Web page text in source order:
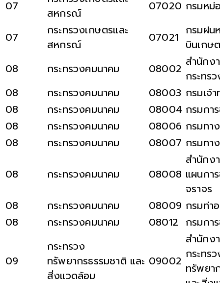
07
สหกรณ์
07020 กรมหม่
07
กระทรวงเกษตรและ
สหกรณ์
07021 กรมฝน
บินเกษ
08
กระทรวงคมนาคม 08002 สำนักง
กระทร
08
กระทรวงคมนาคม 08003 กรมเจ้า
08
กระทรวงคมนาคม 08004 กรมกา
08
กระทรวงคมนาคม 08006 กรมทา
08
กระทรวงคมนาคม 08007 กรมทา
08 กระทรวงคมนาคม 08008
สำนักง
แผนกา
จราจร
08
กระทรวงคมนาคม 08009 กรมท่า
08
กระทรวงคมนาคม 08012 กรมกา
09
กระทรวง
ทรัพยากรธรรมชาติ และ
สิ่งแวดล้อม
09002
สำนักง
กระทร
ทรัพยา